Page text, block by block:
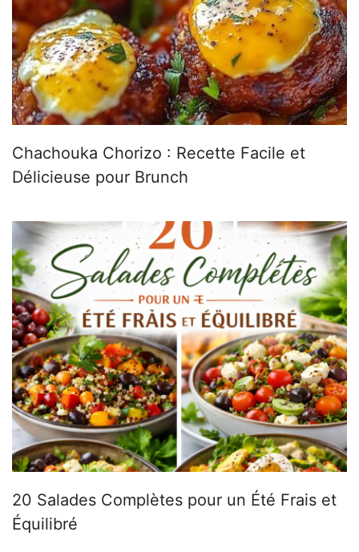
Chachouka Chorizo : Recette Facile et
Délicieuse pour Brunch
20 Salades Complètes pour un Été Frais et
Équilibré